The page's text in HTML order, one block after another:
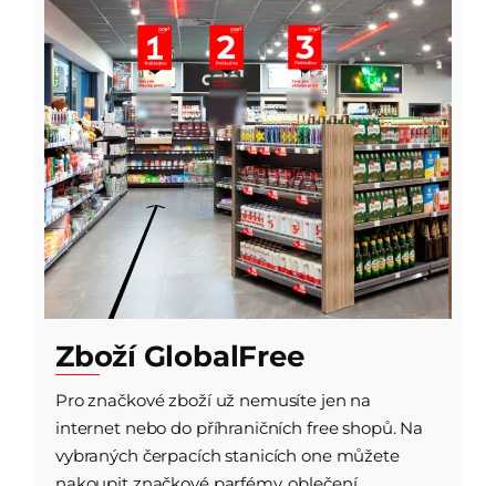
Zboží GlobalFree
Pro značkové zboží už nemusíte jen na
internet nebo do příhraničních free shopů. Na
vybraných čerpacích stanicích one můžete